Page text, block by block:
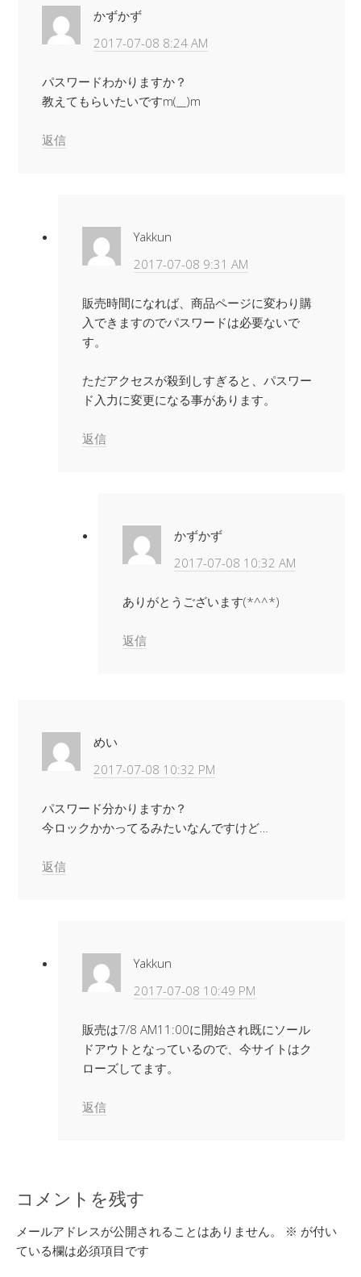
かずかず
2017-07-08 8:24 AM
パスワードわかりますか？
教えてもらいたいですm(__)m
返信
Yakkun
2017-07-08 9:31 AM
販売時間になれば、商品ページに変わり購
入できますのでパスワードは必要ないで
す。
ただアクセスが殺到しすぎると、パスワー
ド入力に変更になる事があります。
返信
かずかず
2017-07-08 10:32 AM
ありがとうございます(*^^*)
返信
めい
2017-07-08 10:32 PM
パスワード分かりますか？
今ロックかかってるみたいなんですけど…
返信
Yakkun
2017-07-08 10:49 PM
販売は7/8 AM11:00に開始され既にソール
ドアウトとなっているので、今サイトはク
ローズしてます。
返信
コメントを残す
メールアドレスが公開されることはありません。 ※ が付い
ている欄は必須項目です